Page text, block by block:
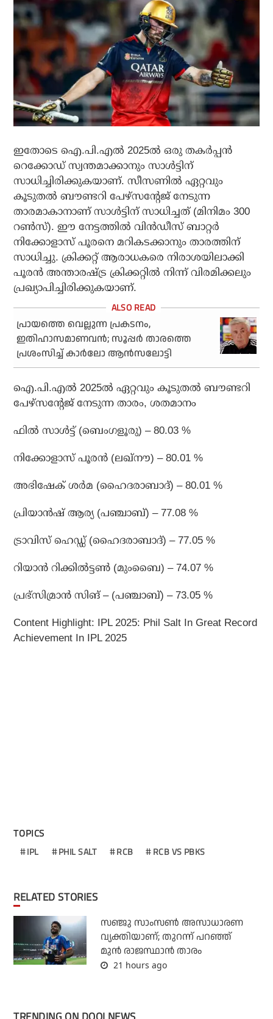
ഇതോടെ ഐ.പി.എല്‍ 2025ല്‍ ഒരു തകര്‍പ്പന്‍
റെക്കോഡ് സ്വന്തമാക്കാനും സാള്‍ട്ടിന്
സാധിച്ചിരിക്കുകയാണ്. സീസണില്‍ ഏറ്റവും
കൂടുതല്‍ ബൗണ്ടറി പേഴ്‌സന്റേജ് നേടുന്ന
താരമാകാനാണ് സാള്‍ട്ടിന് സാധിച്ചത് (മിനിമം 300
റണ്‍സ്). ഈ നേട്ടത്തില്‍ വിന്‍ഡീസ് ബാറ്റര്‍
നിക്കോളാസ് പൂരനെ മറികടക്കാനും താരത്തിന്
സാധിച്ചു. ക്രിക്കറ്റ് ആരാധകരെ നിരാശയിലാക്കി
പൂരന്‍ അന്താരഷ്ട്ര ക്രിക്കറ്റില്‍ നിന്ന് വിരമിക്കലും
പ്രഖ്യാപിച്ചിരിക്കുകയാണ്.
പ്രായത്തെ വെല്ലുന്ന പ്രകടനം,
ഇതിഹാസമാണവന്‍; സൂപ്പര്‍ താരത്തെ
പ്രശംസിച്ച് കാര്‍ലോ ആന്‍സലോട്ടി
ഐ.പി.എല്‍ 2025ല്‍ ഏറ്റവും കൂടുതല്‍ ബൗണ്ടറി
പേഴ്‌സന്റേജ് നേടുന്ന താരം, ശതമാനം
ഫില്‍ സാള്‍ട്ട് (ബെംഗളൂരു) – 80.03 %
നിക്കോളാസ് പൂരന്‍ (ലഖ്‌നൗ) – 80.01 %
അഭിഷേക് ശര്‍മ (ഹൈദരാബാദ്) – 80.01 %
പ്രിയാന്‍ഷ് ആര്യ (പഞ്ചാബ്) – 77.08 %
ട്രാവിസ് ഹെഡ്ഡ് (ഹൈദരാബാദ്) – 77.05 %
റിയാന്‍ റിക്കില്‍ട്ടണ്‍ (മുംബൈ) – 74.07 %
പ്രഭ്‌സിമ്രാന്‍ സിങ് – (പഞ്ചാബ്) – 73.05 %
Content Highlight: IPL 2025: Phil Salt In Great Record
Achievement In IPL 2025
TOPICS
IPL PHIL SALT RCB RCB VS PBKS
RELATED STORIES
സഞ്ജു സാംസണ്‍ അസാധാരണ
വ്യക്തിയാണ്; തുറന്ന് പറഞ്ഞ്
മുന്‍ രാജസ്ഥാന്‍ താരം
21 hours ago